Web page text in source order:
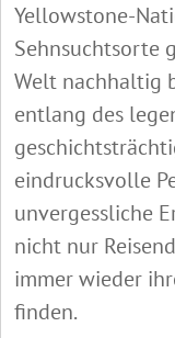
Yellowstone-
Sehnsuchtsorte
Welt nachhaltig
entlang des
eindrucksvolle
unvergessliche
nicht nur
immer wieder
finden.